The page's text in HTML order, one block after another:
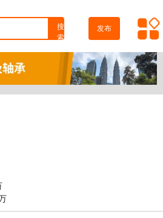
搜
索
发布
年营业额（元）：1000万